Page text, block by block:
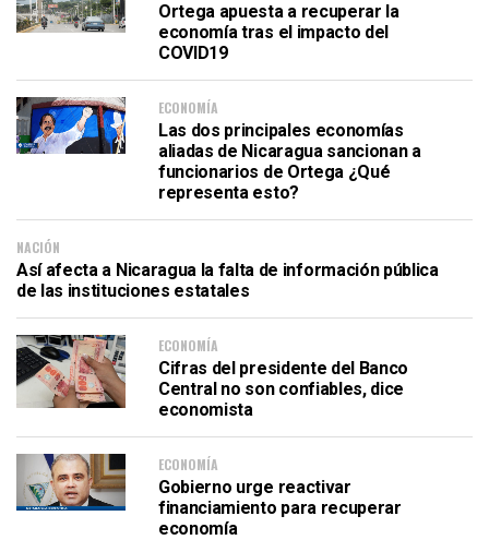
Ortega apuesta a recuperar la
economía tras el impacto del
COVID19
ECONOMÍA
Las dos principales economías
aliadas de Nicaragua sancionan a
funcionarios de Ortega ¿Qué
representa esto?
NACIÓN
Así afecta a Nicaragua la falta de información pública
de las instituciones estatales
ECONOMÍA
Cifras del presidente del Banco
Central no son confiables, dice
economista
ECONOMÍA
Gobierno urge reactivar
financiamiento para recuperar
economía